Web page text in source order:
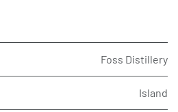
Foss Distillery
Island